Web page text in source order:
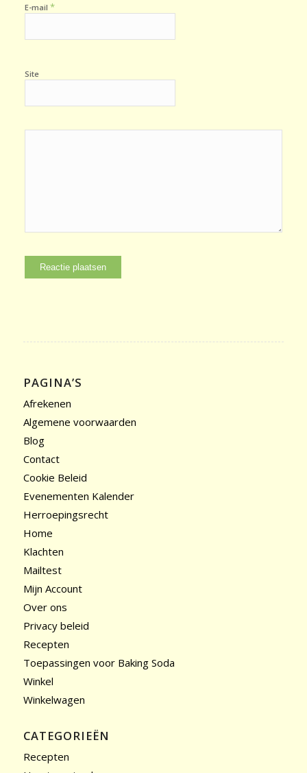
E-mail *
Site
PAGINA’S
Afrekenen
Algemene voorwaarden
Blog
Contact
Cookie Beleid
Evenementen Kalender
Herroepingsrecht
Home
Klachten
Mailtest
Mijn Account
Over ons
Privacy beleid
Recepten
Toepassingen voor Baking Soda
Winkel
Winkelwagen
CATEGORIEËN
Recepten